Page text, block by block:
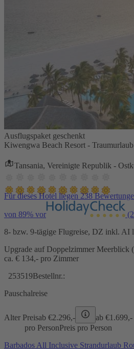
Ausflugspaket geschenkt
Kiwengwa Beach Resort -
Tansania, Vereinigte Republik -
Für dieses Hotel liegen 238
von 89% vor
8- bzw. 9-tägige Flugreise, DZ inkl. AI
Upgrade auf Doppelzimmer Meerblick
ca. € 134,- pro Zimmer
253519Bestellnr.:
Pauschalreise
Alter Preisab €2.296,- ab €1.699,-
pro PersonPreis pro Person
Barbados All Inclusive Strandurlaub